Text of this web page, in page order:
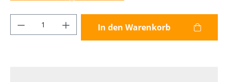
Produkt Anzahl: Gib den gewünschten
In den Warenkorb